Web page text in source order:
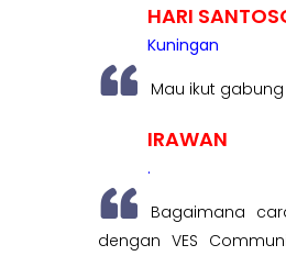
HARI
Kuningan
Mau ikut
IRAWAN
.
Bagaimana
dengan VES